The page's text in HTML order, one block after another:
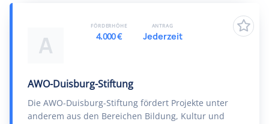
A
AWO-Duisburg-Stiftung
Die AWO-Duisburg-Stiftung fördert Projekte unter
anderem aus den Bereichen Bildung, Kultur und
FÖRDERHÖHE
4.000 €
ANTRAG
Jederzeit